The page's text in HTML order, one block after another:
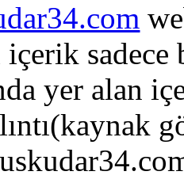
içerik sadece
yer alan